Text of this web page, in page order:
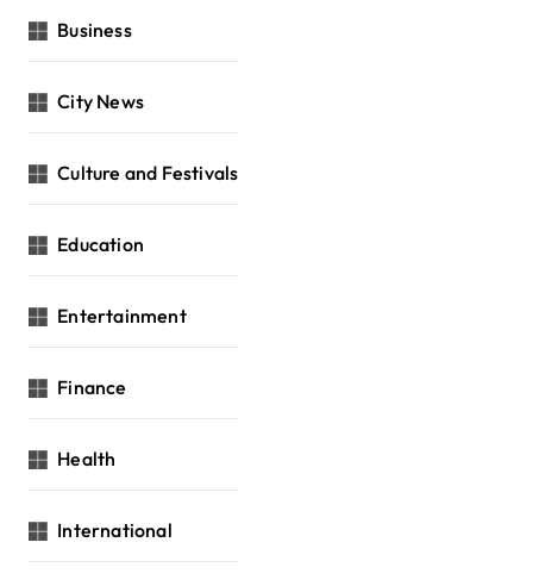
Business
City News
Culture and Festivals
Education
Entertainment
Finance
Health
International